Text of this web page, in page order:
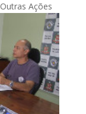
Outras Ações